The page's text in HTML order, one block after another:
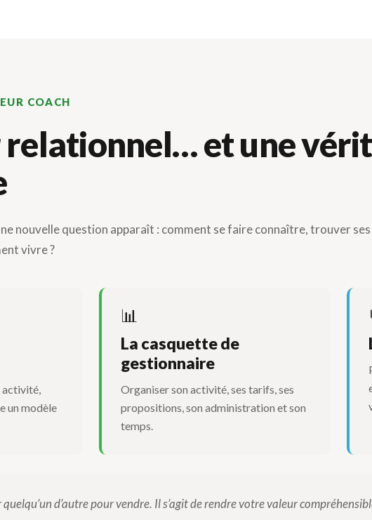
COACH
relationnel… et une
nouvelle question apparaît : comment se faire connaître, trouver
vivre ?
activité,
un modèle
📊
La casquette de
gestionnaire
Organiser son activité, ses tarifs, ses
propositions, son administration et son
temps.
quelqu’un d’autre pour vendre. Il s’agit de rendre votre valeur